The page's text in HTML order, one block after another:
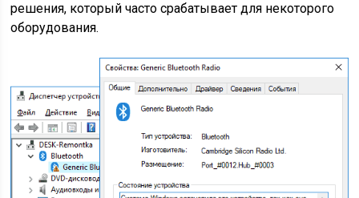
решения, который часто срабатывает для некоторого
оборудования.